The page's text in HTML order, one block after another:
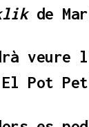
de
veure
Pot